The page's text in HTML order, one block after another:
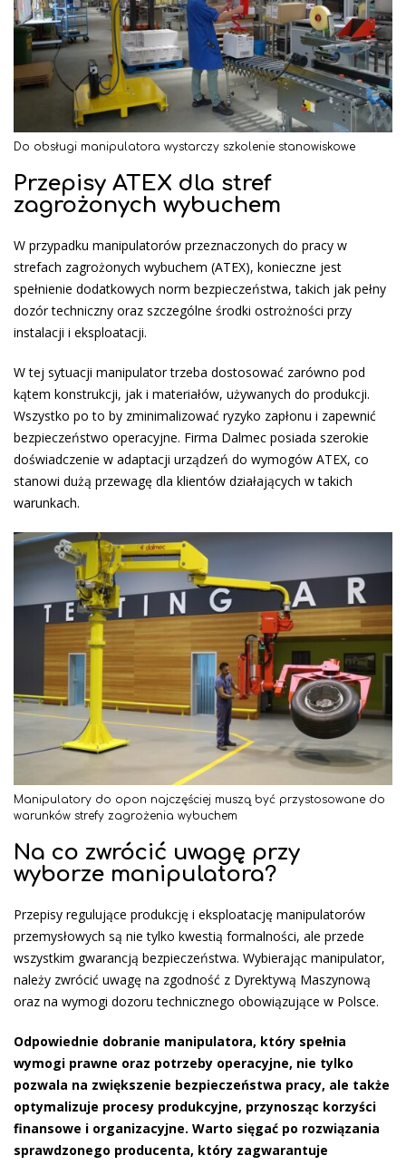
Do obsługi manipulatora wystarczy szkolenie stanowiskowe
Przepisy ATEX dla stref
zagrożonych wybuchem
W przypadku manipulatorów przeznaczonych do pracy w
strefach zagrożonych wybuchem (ATEX), konieczne jest
spełnienie dodatkowych norm bezpieczeństwa, takich jak pełny
dozór techniczny oraz szczególne środki ostrożności przy
instalacji i eksploatacji.
W tej sytuacji manipulator trzeba dostosować zarówno pod
kątem konstrukcji, jak i materiałów, używanych do produkcji.
Wszystko po to by zminimalizować ryzyko zapłonu i zapewnić
bezpieczeństwo operacyjne. Firma Dalmec posiada szerokie
doświadczenie w adaptacji urządzeń do wymogów ATEX, co
stanowi dużą przewagę dla klientów działających w takich
warunkach.
Manipulatory do opon najczęściej muszą być przystosowane do
warunków strefy zagrożenia wybuchem
Na co zwrócić uwagę przy
wyborze manipulatora?
Przepisy regulujące produkcję i eksploatację manipulatorów
przemysłowych są nie tylko kwestią formalności, ale przede
wszystkim gwarancją bezpieczeństwa. Wybierając manipulator,
należy zwrócić uwagę na zgodność z Dyrektywą Maszynową
oraz na wymogi dozoru technicznego obowiązujące w Polsce.
Odpowiednie dobranie manipulatora, który spełnia
wymogi prawne oraz potrzeby operacyjne, nie tylko
pozwala na zwiększenie bezpieczeństwa pracy, ale także
optymalizuje procesy produkcyjne, przynosząc korzyści
finansowe i organizacyjne. Warto sięgać po rozwiązania
sprawdzonego producenta, który zagwarantuje